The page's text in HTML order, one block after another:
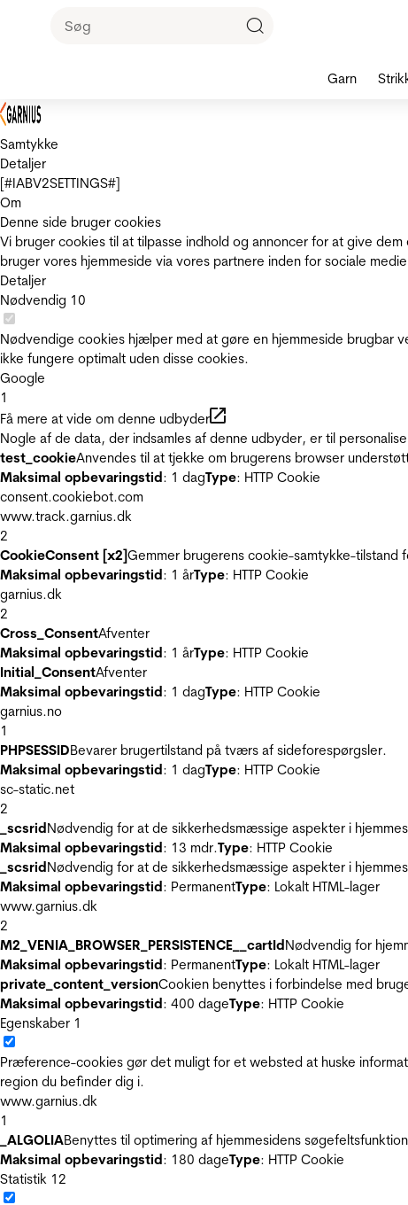
Samtykke
Detaljer
[#IABV2SETTINGS#]
Om
Denne side bruger cookies
Vi bruger cookies til at tilpasse indhold og annoncer for at give
bruger vores hjemmeside via vores partnere inden for sociale
Detaljer
Nødvendig 10
Nødvendige cookies hjælper med at gøre en hjemmeside brugbar
ikke fungere optimalt uden disse cookies.
Google
1
Få mere at vide om denne udbyder
Nogle af de data, der indsamles af denne udbyder, er til
test_cookieAnvendes til at tjekke om brugerens browser
Maksimal opbevaringstid: 1 dagType: HTTP Cookie
consent.cookiebot.com
www.track.garnius.dk
2
CookieConsent [x2]Gemmer brugerens cookie-samtykke-tilstand
Maksimal opbevaringstid: 1 årType: HTTP Cookie
garnius.dk
2
Cross_ConsentAfventer
Maksimal opbevaringstid: 1 årType: HTTP Cookie
Initial_ConsentAfventer
Maksimal opbevaringstid: 1 dagType: HTTP Cookie
garnius.no
1
PHPSESSIDBevarer brugertilstand på tværs af sideforespørgsler.
Maksimal opbevaringstid: 1 dagType: HTTP Cookie
sc-static.net
2
_scsridNødvendig for at de sikkerhedsmæssige aspekter i
Maksimal opbevaringstid: 13 mdr.Type: HTTP Cookie
_scsridNødvendig for at de sikkerhedsmæssige aspekter i
Maksimal opbevaringstid: PermanentType: Lokalt HTML-lager
www.garnius.dk
2
M2_VENIA_BROWSER_PERSISTENCE__cartIdNødvendig for
Maksimal opbevaringstid: PermanentType: Lokalt HTML-lager
private_content_versionCookien benyttes i forbindelse med
Maksimal opbevaringstid: 400 dageType: HTTP Cookie
Egenskaber 1
Præference-cookies gør det muligt for et websted at huske
region du befinder dig i.
www.garnius.dk
1
_ALGOLIABenyttes til optimering af hjemmesidens
Maksimal opbevaringstid: 180 dageType: HTTP Cookie
Statistik 12
Garn